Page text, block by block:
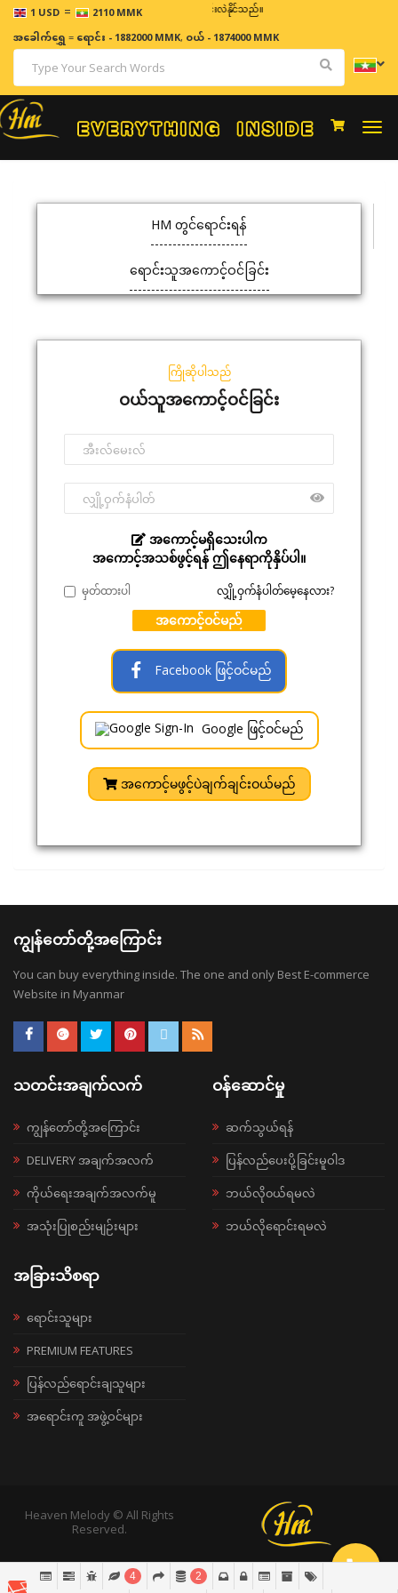
1 USD = 2110 MMK
ဈေးနှုန်းများသည် အချိန်နှင့် အမျှပြောင်းလဲနိုင်သည်။
အခေါက်ရွှေ=ရောင်း - 1882000 MMK, ဝယ် - 1874000 MMK
HM တွင်ရောင်းရန်
ရောင်းသူအကောင့်ဝင်ခြင်း
ကြိုဆိုပါသည်
ဝယ်သူအကောင့်ဝင်ခြင်း
အကောင့်မရှိသေးပါက
အကောင့်အသစ်ဖွင့်ရန် ဤနေရာကိုနှိပ်ပါ။
မှတ်ထားပါ လျှို့ဝှက်နံပါတ်မေ့နေလား?
အကောင့်ဝင်မည်
Facebook ဖြင့်ဝင်မည်
Google ဖြင့်ဝင်မည်
အကောင့်မဖွင့်ပဲချက်ချင်းဝယ်မည်
ကျွန်တော်တို့အကြောင်း
You can buy everything inside. The one and only Best E-commerce
Website in Myanmar
သတင်းအချက်လက်
ကျွန်တော်တို့အကြောင်း
DELIVERY အချက်အလက်
ကိုယ်ရေးအချက်အလက်မူ
အသုံးပြုစည်းမျဉ်းများ
ဝန်ဆောင်မှု
ဆက်သွယ်ရန်
ပြန်လည်ပေးပို့ခြင်းမူဝါဒ
ဘယ်လို၀ယ်ရမလဲ
ဘယ်လိုရောင်းရမလဲ
အခြားသိစရာ
ရောင်းသူများ
PREMIUM FEATURES
ပြန်လည်ရောင်းချသူများ
အရောင်းကူ အဖွဲ့ဝင်များ
Heaven Melody © All Rights
Reserved.
4 2